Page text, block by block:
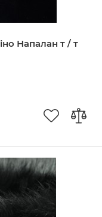
Напалан т / т